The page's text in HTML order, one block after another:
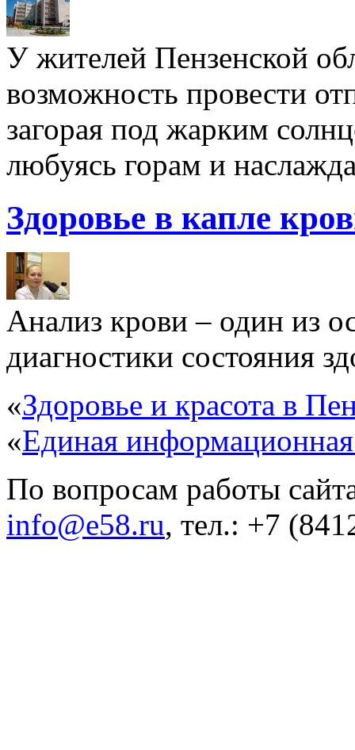
У жителей Пензенской
возможность провести
загорая под жарким
любуясь горам и
Здоровье в капле
Анализ крови – один из
диагностики состояния
«Здоровье и красота в
«Единая
По вопросам работы
info@e58.ru, тел.: +7